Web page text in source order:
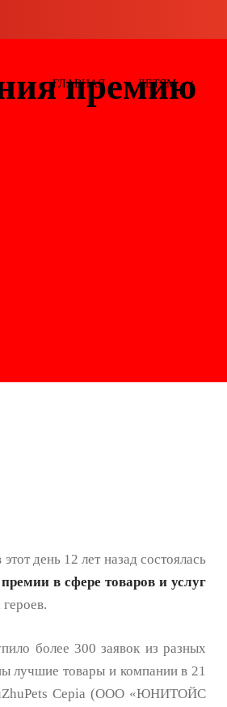
ГЛАВНАЯ ДЕТЯМ
премию
день 12 лет назад состоялась
в сфере товаров и услуг
более 300 заявок из разных
лучшие товары и компании в 21
Cepia (ООО «ЮНИТОЙС